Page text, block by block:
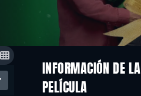
INFORMACIÓN DE LA
PELÍCULA